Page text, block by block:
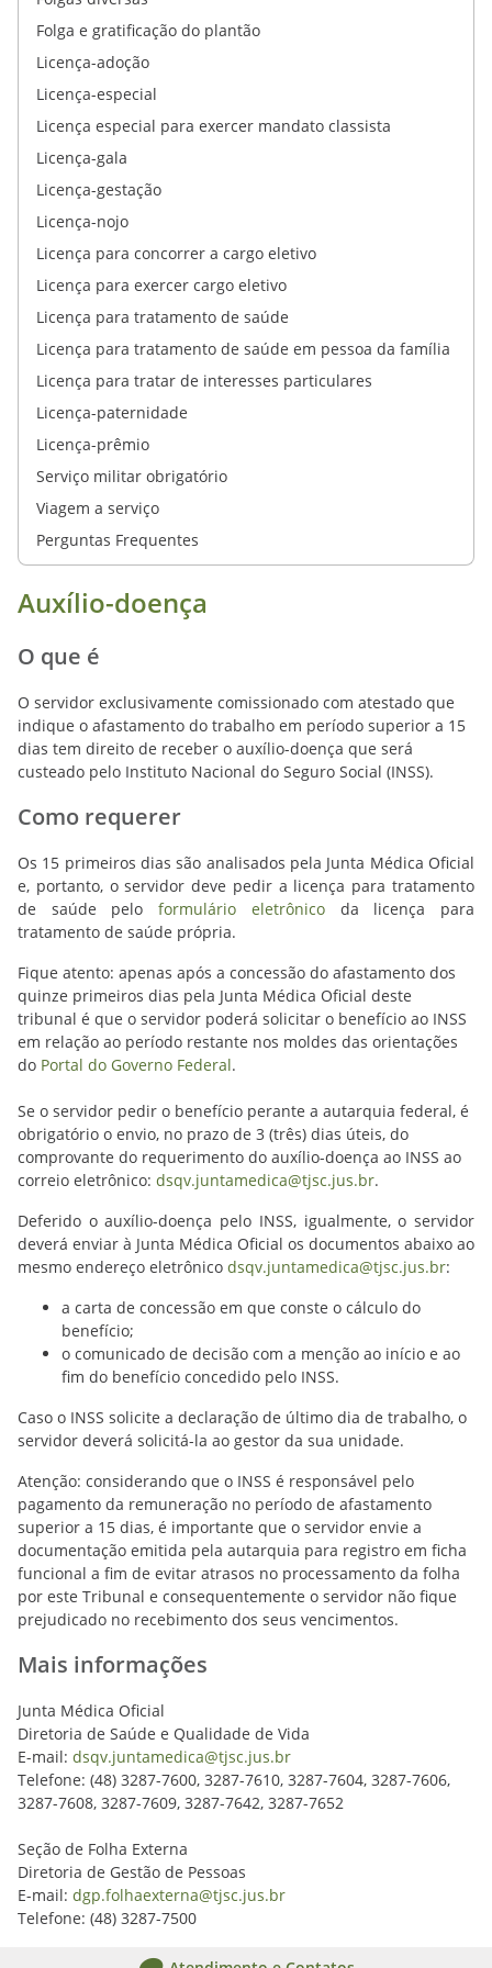
Folga e gratificação do plantão
Licença-adoção
Licença-especial
Licença especial para exercer mandato classista
Licença-gala
Licença-gestação
Licença-nojo
Licença para concorrer a cargo eletivo
Licença para exercer cargo eletivo
Licença para tratamento de saúde
Licença para tratamento de saúde em pessoa da família
Licença para tratar de interesses particulares
Licença-paternidade
Licença-prêmio
Serviço militar obrigatório
Viagem a serviço
Perguntas Frequentes
Auxílio-doença
O que é
O servidor exclusivamente comissionado com atestado que
indique o afastamento do trabalho em período superior a 15
dias tem direito de receber o auxílio-doença que será
custeado pelo Instituto Nacional do Seguro Social (INSS).
Como requerer
Os 15 primeiros dias são analisados pela Junta Médica Oficial
e, portanto, o servidor deve pedir a licença para tratamento
de saúde peloformulário eletrônicoda licença para
tratamento de saúde própria.
Fique atento: apenas após a concessão do afastamento dos
quinze primeiros dias pela Junta Médica Oficial deste
tribunal é que o servidor poderá solicitar o benefício ao INSS
em relação ao período restante nos moldes das orientações
do Portal do Governo Federal.
Se o servidor pedir o benefício perante a autarquia federal, é
obrigatório o envio, no prazo de 3 (três) dias úteis, do
comprovante do requerimento do auxílio-doença ao INSS ao
correio eletrônico: dsqv.juntamedica@tjsc.jus.br.
Deferido o auxílio-doença pelo INSS, igualmente, o servidor
deverá enviar à Junta Médica Oficial os documentos abaixo ao
mesmo endereço eletrônico dsqv.juntamedica@tjsc.jus.br:
a carta de concessão em que conste o cálculo do
benefício;
o comunicado de decisão com a menção ao início e ao
fim do benefício concedido pelo INSS.
Caso o INSS solicite a declaração de último dia de trabalho, o
servidor deverá solicitá-la ao gestor da sua unidade.
Atenção: considerando que o INSS é responsável pelo
pagamento da remuneração no período de afastamento
superior a 15 dias, é importante que o servidor envie a
documentação emitida pela autarquia para registro em ficha
funcional a fim de evitar atrasos no processamento da folha
por este Tribunal e consequentemente o servidor não fique
prejudicado no recebimento dos seus vencimentos.
Mais informações
Junta Médica Oficial
Diretoria de Saúde e Qualidade de Vida
E-mail: dsqv.juntamedica@tjsc.jus.br
Telefone: (48) 3287-7600, 3287-7610, 3287-7604, 3287-7606,
3287-7608, 3287-7609, 3287-7642, 3287-7652
Seção de Folha Externa
Diretoria de Gestão de Pessoas
E-mail: dgp.folhaexterna@tjsc.jus.br
Telefone: (48) 3287-7500